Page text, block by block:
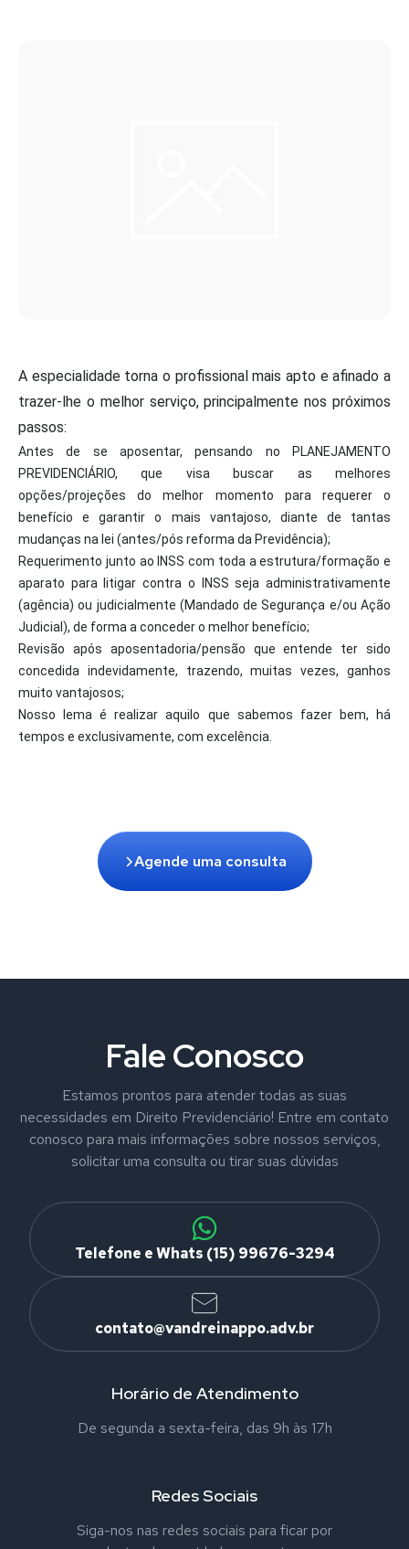
A especialidade torna o profissional mais apto e afinado a
trazer-lhe o melhor serviço, principalmente nos próximos
passos:
Antes de se aposentar, pensando no PLANEJAMENTO
PREVIDENCIÁRIO, que visa buscar as melhores
opções/projeções do melhor momento para requerer o
benefício e garantir o mais vantajoso, diante de tantas
mudanças na lei (antes/pós reforma da Previdência);
Requerimento junto ao INSS com toda a estrutura/formação e
aparato para litigar contra o INSS seja administrativamente
(agência) ou judicialmente (Mandado de Segurança e/ou Ação
Judicial), de forma a conceder o melhor benefício;
Revisão após aposentadoria/pensão que entende ter sido
concedida indevidamente, trazendo, muitas vezes, ganhos
muito vantajosos;
Nosso lema é realizar aquilo que sabemos fazer bem, há
tempos e exclusivamente, com excelência.
Agende uma consulta
Fale Conosco
Estamos prontos para atender todas as suas
necessidades em Direito Previdenciário! Entre em contato
conosco para mais informações sobre nossos serviços,
solicitar uma consulta ou tirar suas dúvidas
Telefone e Whats (15) 99676-3294
contato@vandreinappo.adv.br
Horário de Atendimento
De segunda a sexta-feira, das 9h às 17h
Redes Sociais
Siga-nos nas redes sociais para ficar por